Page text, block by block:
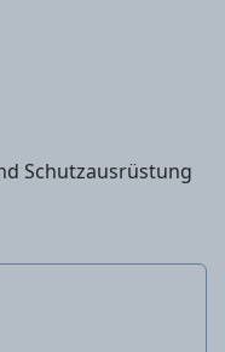
Schutzausrüstung